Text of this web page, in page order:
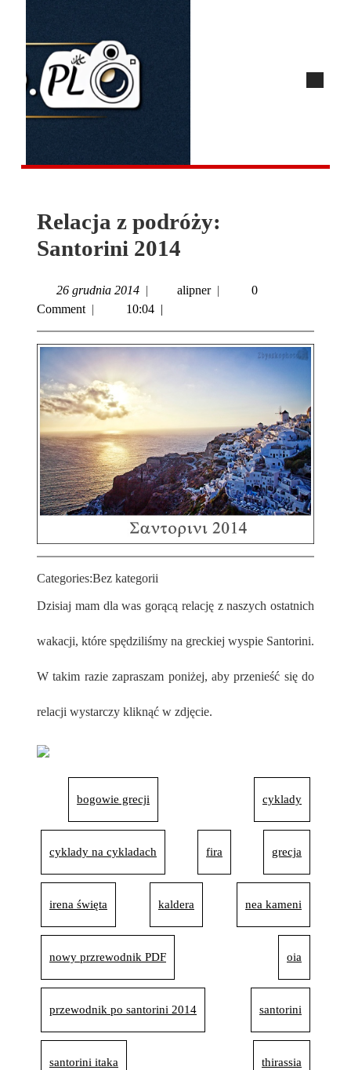
Relacja z podróży:
Santorini 2014
26 grudnia 2014 | alipner |
0
Comment | 10:04 |
Categories:Bez kategorii
Dzisiaj mam dla was gorącą relację z naszych ostatnich
wakacji, które spędziliśmy na greckiej wyspie Santorini.
W takim razie zapraszam poniżej, aby przenieść się do
relacji wystarczy kliknąć w zdjęcie.
bogowie grecji cyklady
cyklady na cykladach fira grecja
irena święta kaldera nea kameni
nowy przrewodnik PDF oia
przewodnik po santorini 2014 santorini
santorini itaka thirassia